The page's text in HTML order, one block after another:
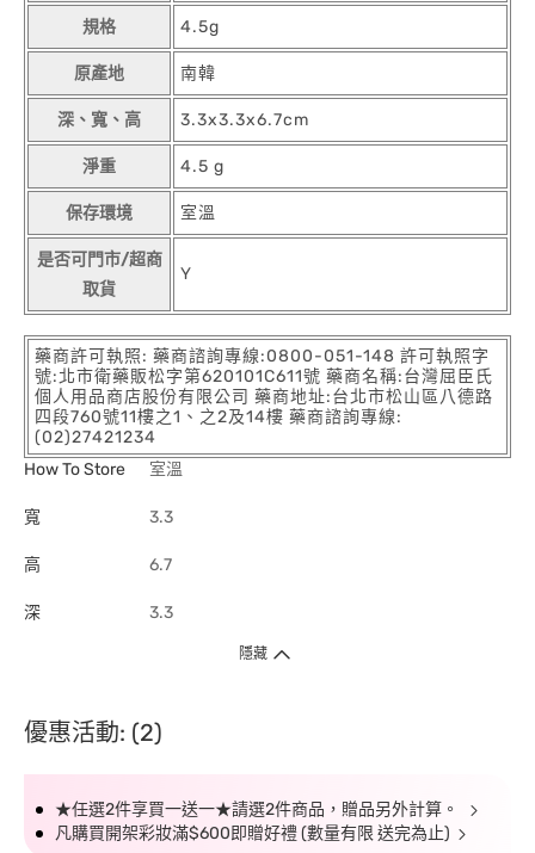
規格 4.5g
原產地 南韓
深、寬、高 3.3x3.3x6.7cm
淨重 4.5 g
保存環境 室溫
是否可門市/超商
取貨
Y
藥商許可執照: 藥商諮詢專線:0800-051-148 許可執照字
號:北市衛藥販松字第620101C611號 藥商名稱:台灣屈臣氏
個人用品商店股份有限公司 藥商地址:台北市松山區八德路
四段760號11樓之1、之2及14樓 藥商諮詢專線:
(02)27421234
How To Store
室溫
寬 3.3
高 6.7
深 3.3
隱藏
優惠活動: (2)
★任選2件享買一送一★請選2件商品，贈品另外計算。
凡購買開架彩妝滿$600即贈好禮 (數量有限 送完為止)